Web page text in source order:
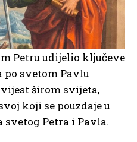
Petru udijelio ključeve
po svetom Pavlu
širom svijeta,
koji se pouzdaje u
Petra i Pavla.